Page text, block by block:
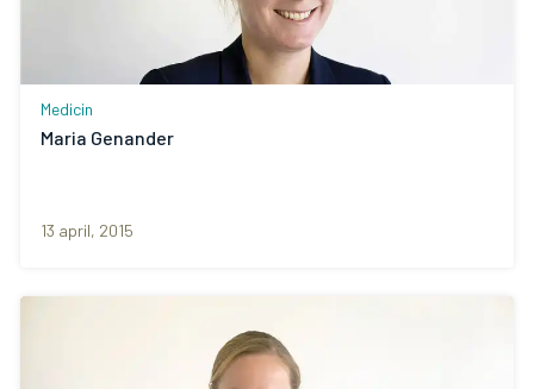
Medicin
Maria Genander
13 april, 2015